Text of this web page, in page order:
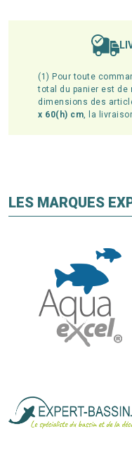
(1) Pour toute
total du panier est de
dimensions des
x 60(h) cm, la
LES MARQUES